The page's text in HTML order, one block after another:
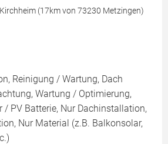
(17km von 73230 Metzingen)
Reinigung / Wartung, Dach
Wartung / Optimierung,
/ PV Batterie, Nur Dachinstallation,
Nur Material (z.B. Balkonsolar,